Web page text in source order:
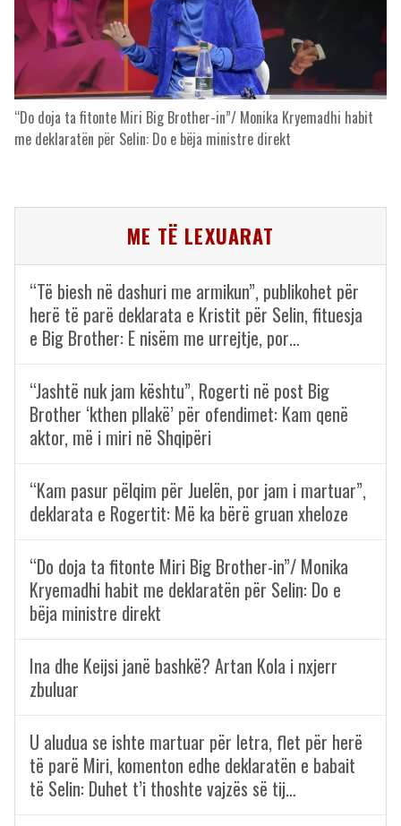
“Do doja ta fitonte Miri Big Brother-in”/ Monika Kryemadhi habit
me deklaratën për Selin: Do e bëja ministre direkt
ME TË LEXUARAT
“Të biesh në dashuri me armikun”, publikohet për
herë të parë deklarata e Kristit për Selin, fituesja
e Big Brother: E nisëm me urrejtje, por…
“Jashtë nuk jam kështu”, Rogerti në post Big
Brother ‘kthen pllakë’ për ofendimet: Kam qenë
aktor, më i miri në Shqipëri
“Kam pasur pëlqim për Juelën, por jam i martuar”,
deklarata e Rogertit: Më ka bërë gruan xheloze
“Do doja ta fitonte Miri Big Brother-in”/ Monika
Kryemadhi habit me deklaratën për Selin: Do e
bëja ministre direkt
Ina dhe Keijsi janë bashkë? Artan Kola i nxjerr
zbuluar
U aludua se ishte martuar për letra, flet për herë
të parë Miri, komenton edhe deklaratën e babait
të Selin: Duhet t’i thoshte vajzës së tij…